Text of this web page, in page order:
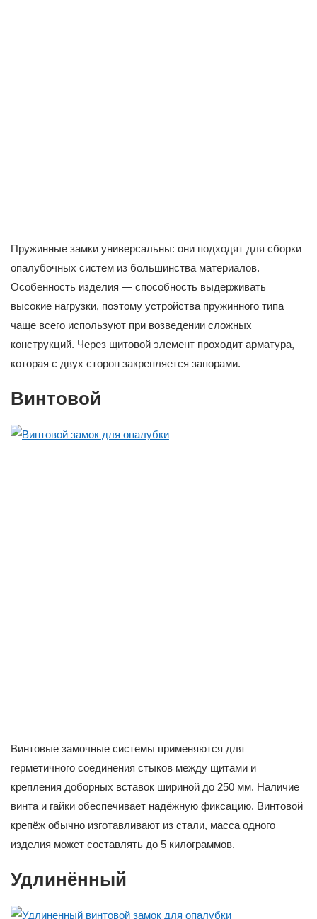
Пружинные замки универсальны: они подходят для сборки
опалубочных систем из большинства материалов.
Особенность изделия — способность выдерживать
высокие нагрузки, поэтому устройства пружинного типа
чаще всего используют при возведении сложных
конструкций. Через щитовой элемент проходит арматура,
которая с двух сторон закрепляется запорами.
Винтовой
Винтовые замочные системы применяются для
герметичного соединения стыков между щитами и
крепления доборных вставок шириной до 250 мм. Наличие
винта и гайки обеспечивает надёжную фиксацию. Винтовой
крепёж обычно изготавливают из стали, масса одного
изделия может составлять до 5 килограммов.
Удлинённый